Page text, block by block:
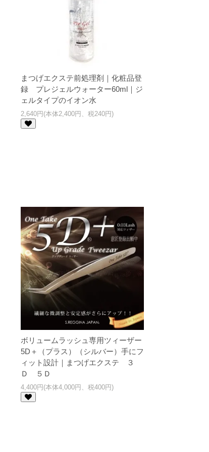
まつげエクステ前処理剤｜化粧品登
録 プレジェルウォーター60ml｜ジ
ェルタイプのイオン水
2,640円(本体2,400円、税240円)
ボリュームラッシュ専用ツィーザー
5D＋（プラス）（シルバー）手にフ
ィット設計｜まつげエクステ ３
Ｄ ５Ｄ
4,400円(本体4,000円、税400円)